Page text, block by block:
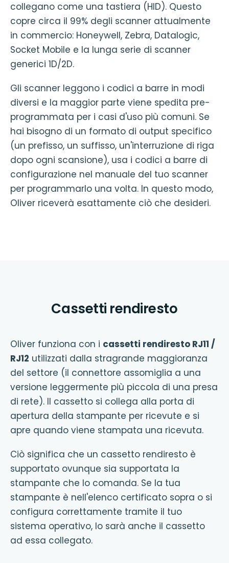
collegano come una tastiera (HID). Questo
copre circa il 99% degli scanner attualmente
in commercio: Honeywell, Zebra, Datalogic,
Socket Mobile e la lunga serie di scanner
generici 1D/2D.
Gli scanner leggono i codici a barre in modi
diversi e la maggior parte viene spedita pre-
programmata per i casi d'uso più comuni. Se
hai bisogno di un formato di output specifico
(un prefisso, un suffisso, un'interruzione di riga
dopo ogni scansione), usa i codici a barre di
configurazione nel manuale del tuo scanner
per programmarlo una volta. In questo modo,
Oliver riceverà esattamente ciò che desideri.
Cassetti rendiresto
Oliver funziona con i cassetti rendiresto RJ11 /
RJ12 utilizzati dalla stragrande maggioranza
del settore (il connettore assomiglia a una
versione leggermente più piccola di una presa
di rete). Il cassetto si collega alla porta di
apertura della stampante per ricevute e si
apre quando viene stampata una ricevuta.
Ciò significa che un cassetto rendiresto è
supportato ovunque sia supportata la
stampante che lo comanda. Se la tua
stampante è nell'elenco certificato sopra o si
configura correttamente tramite il tuo
sistema operativo, lo sarà anche il cassetto
ad essa collegato.